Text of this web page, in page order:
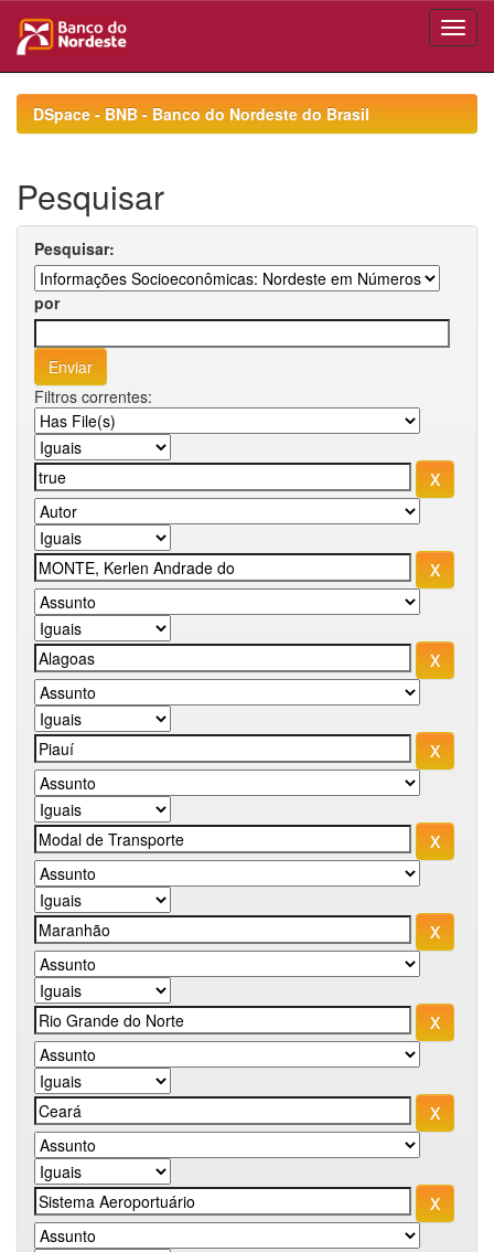
navigationDSpace - BNB - Banco do Nordeste do Brasil
Pesquisar
Pesquisar:
por
Filtros correntes: